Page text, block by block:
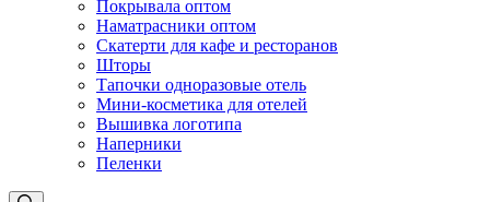
Покрывала оптом
Наматрасники оптом
Скатерти для кафе и ресторанов
Шторы
Тапочки одноразовые отель
Мини-косметика для отелей
Вышивка логотипа
Наперники
Пеленки